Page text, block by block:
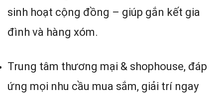
sinh hoạt cộng đồng – giúp gắn kết gia
đình và hàng xóm.
Trung tâm thương mại & shophouse, đáp
ứng mọi nhu cầu mua sắm, giải trí ngay